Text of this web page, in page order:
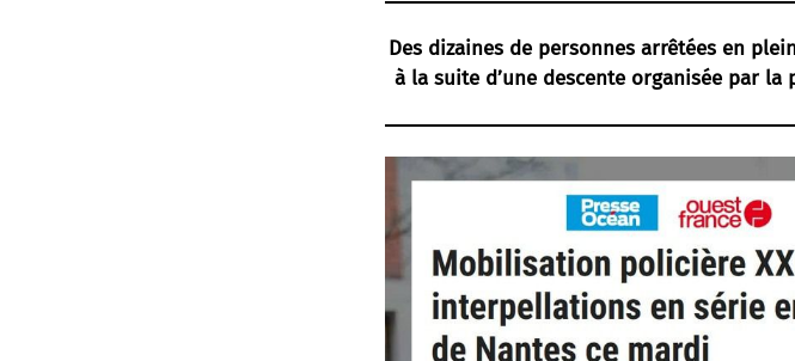
Des dizaines de personnes arrêtées en
à la suite d’une descente organisée par